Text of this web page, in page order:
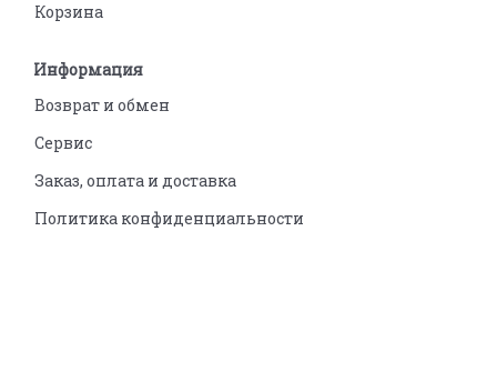
Корзина
Информация
Возврат и обмен
Сервис
Заказ, оплата и доставка
Политика конфиденциальности